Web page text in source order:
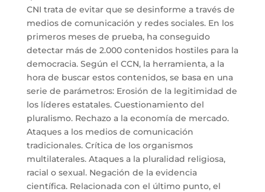
CNI trata de evitar que se desinforme a través de
medios de comunicación y redes sociales. En los
primeros meses de prueba, ha conseguido
detectar más de 2.000 contenidos hostiles para la
democracia. Según el CCN, la herramienta, a la
hora de buscar estos contenidos, se basa en una
serie de parámetros: Erosión de la legitimidad de
los líderes estatales. Cuestionamiento del
pluralismo. Rechazo a la economía de mercado.
Ataques a los medios de comunicación
tradicionales. Crítica de los organismos
multilaterales. Ataques a la pluralidad religiosa,
racial o sexual. Negación de la evidencia
científica. Relacionada con el último punto, el